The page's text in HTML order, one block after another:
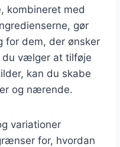
kombineret med
gør
for dem, der ønsker
du vælger at tilføje
kan du skabe
og nærende.
variationer
for, hvordan